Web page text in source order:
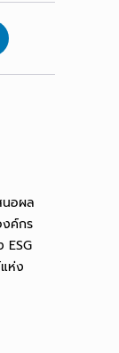
นอผล
งค์กร
ESG
ห่ง